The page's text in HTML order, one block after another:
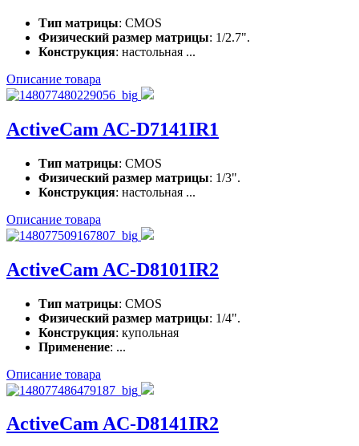
Тип матрицы: CMOS
Физический размер матрицы: 1/2.7".
Конструкция: настольная ...
Описание товара
ActiveCam AC-D7141IR1
Тип матрицы: CMOS
Физический размер матрицы: 1/3".
Конструкция: настольная ...
Описание товара
ActiveCam AC-D8101IR2
Тип матрицы: CMOS
Физический размер матрицы: 1/4".
Конструкция: купольная
Применение: ...
Описание товара
ActiveCam AC-D8141IR2